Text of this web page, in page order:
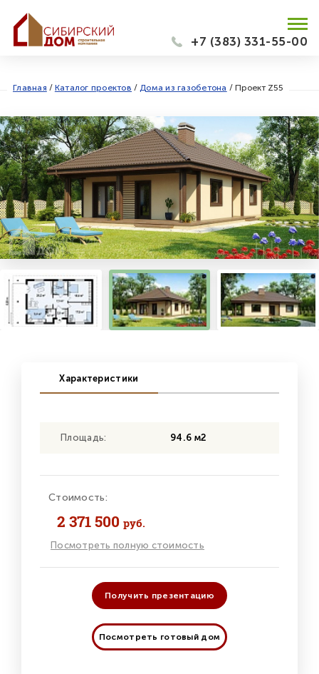
+7 (383) 331-55-00
Главная / Каталог проектов / Дома из газобетона / Проект Z55
Характеристики
Площадь: 94.6 м2
Стоимость:
2 371 500 руб.
Посмотреть полную стоимость
Получить презентацию
Посмотреть готовый дом